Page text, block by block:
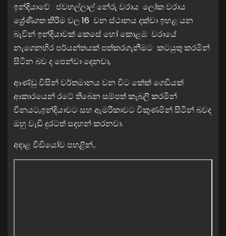
ඉන්දියාවේ ජවහල්ලාල් නේරු වරාය ලෝක වරාය
ශ්‍රේණිගත කිරීම වල 16 වන ස්ථානය දක්වා ඉහළ යන
බැවින් ඉන්දියාවක් කෙසේ හෝ කොළඹ වරායේ
නැගෙනහිර පර්යන්තයක් පත්කරගැනීමට කටයුතු කරමින්
සිටින බව ද පෙන්වා දෙනවා,
ආණ්ඩු විසින් වර්තමානය වන විට කේක් ගෙඩියක්
ආකාරයෙන් රටේ තිබෙන සම්පත් කැබලි කරමින්
චීනයට,ඉන්දියාවට සහ ඇමරිකාවට විකුණමින් සිටීන් බවද
ඔහු වැඩි දුරටත් සදහන් කරනවා.
අදාළ වීඩියෝව පහළින්..